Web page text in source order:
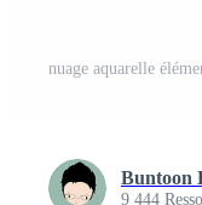
nuage aquarelle
Buntoon
9 444